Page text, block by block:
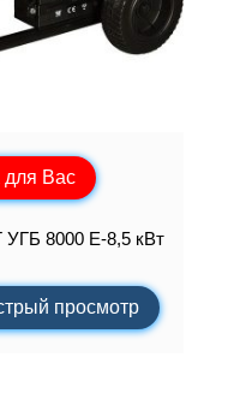
Вас
УГБ 8000 Е-8,5 кВт
просмотр